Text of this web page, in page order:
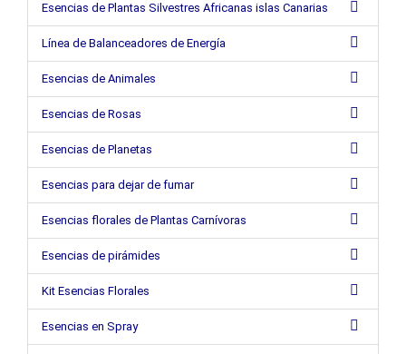
Esencias de Plantas Silvestres Africanas islas Canarias
Línea de Balanceadores de Energía
Esencias de Animales
Esencias de Rosas
Esencias de Planetas
Esencias para dejar de fumar
Esencias florales de Plantas Carnívoras
Esencias de pirámides
Kit Esencias Florales
Esencias en Spray